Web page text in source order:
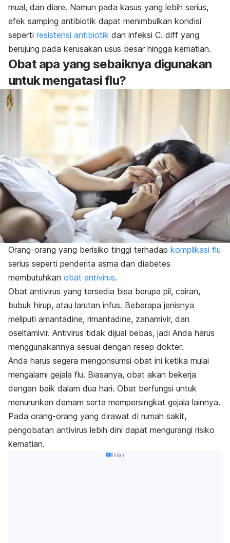
mual, dan diare. Namun pada kasus yang lebih serius,
efek samping antibiotik dapat menimbulkan kondisi
seperti resistensi antibiotik dan infeksi C. diff yang
berujung pada kerusakan usus besar hingga kematian.
Obat apa yang sebaiknya digunakan
untuk mengatasi flu?
Orang-orang yang berisiko tinggi terhadap komplikasi flu
serius seperti penderita asma dan diabetes
membutuhkan obat antivirus.
Obat antivirus yang tersedia bisa berupa pil, cairan,
bubuk hirup, atau larutan infus. Beberapa jenisnya
meliputi amantadine, rimantadine, zanamivir, dan
oseltamivir. Antivirus tidak dijual bebas, jadi Anda harus
menggunakannya sesuai dengan resep dokter.
Anda harus segera mengonsumsi obat ini ketika mulai
mengalami gejala flu. Biasanya, obat akan bekerja
dengan baik dalam dua hari. Obat berfungsi untuk
menurunkan demam serta mempersingkat gejala lainnya.
Pada orang-orang yang dirawat di rumah sakit,
pengobatan antivirus lebih dini dapat mengurangi risiko
kematian.
Iklan